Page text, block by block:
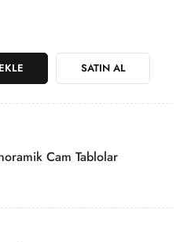
SATIN AL
Cam Tablolar